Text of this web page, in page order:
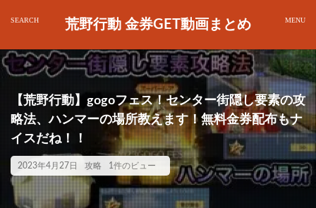
荒野行動 金券GET動画まとめ
【荒野行動】gogoフェス！センター街隠し要素の攻
略法、ハンマーの場所教えます！無料金券配布もナ
イスだね！！
2023年4月27日 攻略 1件のビュー